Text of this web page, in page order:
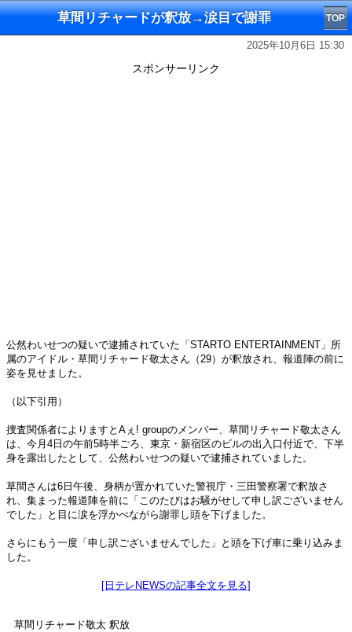
草間リチャードが釈放→涙目で謝罪 TOP
2025年10月6日 15:30
スポンサーリンク
公然わいせつの疑いで逮捕されていた「STARTO ENTERTAINMENT」所
属のアイドル・草間リチャード敬太さん（29）が釈放され、報道陣の前に
姿を見せました。
（以下引用）
捜査関係者によりますとAぇ! groupのメンバー、草間リチャード敬太さん
は、今月4日の午前5時半ごろ、東京・新宿区のビルの出入口付近で、下半
身を露出したとして、公然わいせつの疑いで逮捕されていました。
草間さんは6日午後、身柄が置かれていた警視庁・三田警察署で釈放さ
れ、集まった報道陣を前に「このたびはお騒がせして申し訳ございません
でした」と目に涙を浮かべながら謝罪し頭を下げました。
さらにもう一度「申し訳ございませんでした」と頭を下げ車に乗り込みま
した。
[日テレNEWSの記事全文を見る]
草間リチャード敬太 釈放